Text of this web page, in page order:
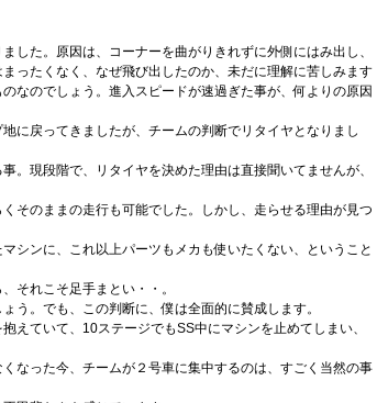
した。原因は、コーナーを曲がりきれずに外側にはみ出し、
ったくなく、なぜ飛び出したのか、未だに理解に苦しみます
なのでしょう。進入スピードが速過ぎた事が、何よりの原因
に戻ってきましたが、チームの判断でリタイヤとなりまし
。現段階で、リタイヤを決めた理由は直接聞いてませんが、
そのままの走行も可能でした。しかし、走らせる理由が見つ
シンに、これ以上パーツもメカも使いたくない、ということ
それこそ足手まとい・・。
う。でも、この判断に、僕は全面的に賛成します。
えていて、10ステージでもSS中にマシンを止めてしまい、
なった今、チームが２号車に集中するのは、すごく当然の事